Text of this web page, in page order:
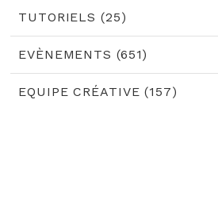
TUTORIELS (25)
EVÈNEMENTS (651)
EQUIPE CRÉATIVE (157)